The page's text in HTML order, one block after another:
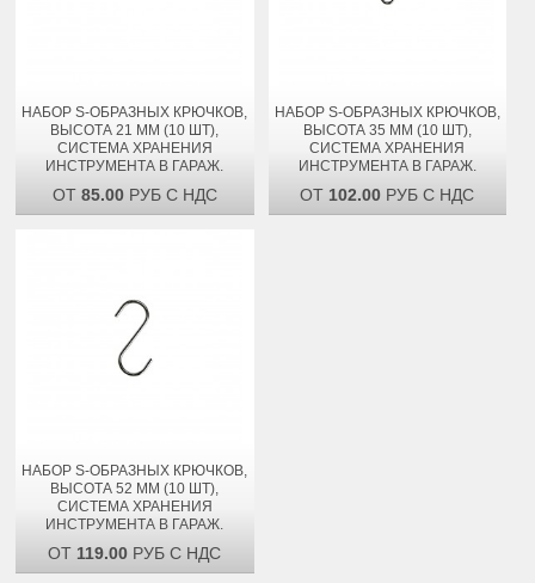
НАБОР S-ОБРАЗНЫХ КРЮЧКОВ,
ВЫСОТА 21 ММ (10 ШТ),
СИСТЕМА ХРАНЕНИЯ
ИНСТРУМЕНТА В ГАРАЖ.
ОТ 85.00РУБ С НДС
НАБОР S-ОБРАЗНЫХ КРЮЧКОВ,
ВЫСОТА 35 ММ (10 ШТ),
СИСТЕМА ХРАНЕНИЯ
ИНСТРУМЕНТА В ГАРАЖ.
ОТ 102.00 РУБ С НДС
НАБОР S-ОБРАЗНЫХ КРЮЧКОВ,
ВЫСОТА 52 ММ (10 ШТ),
СИСТЕМА ХРАНЕНИЯ
ИНСТРУМЕНТА В ГАРАЖ.
ОТ 119.00 РУБ С НДС